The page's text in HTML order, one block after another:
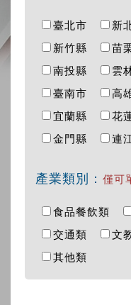
臺北市 新
新竹縣
苗
南投縣
雲
臺南市
高
宜蘭縣
花
金門縣
連
產業類別： 僅可
食品餐飲類
交通類
文
其他類